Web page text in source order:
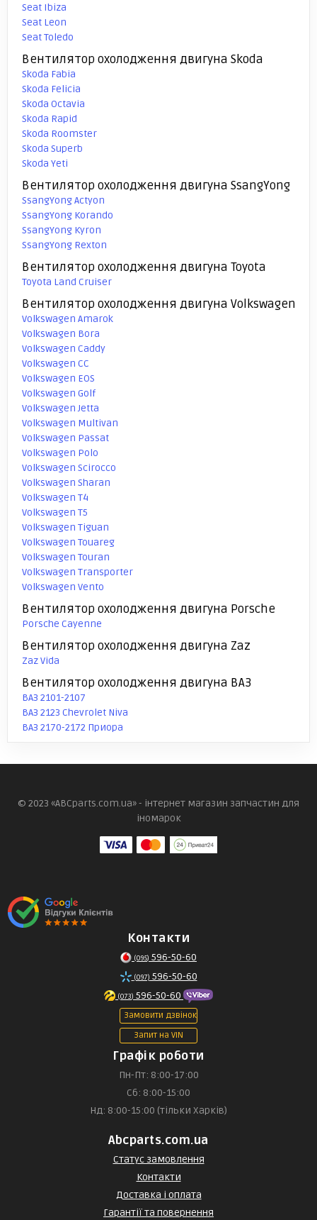
Seat Ibiza
Seat Leon
Seat Toledo
Вентилятор охолодження двигуна Skoda
Skoda Fabia
Skoda Felicia
Skoda Octavia
Skoda Rapid
Skoda Roomster
Skoda Superb
Skoda Yeti
Вентилятор охолодження двигуна SsangYong
SsangYong Actyon
SsangYong Korando
SsangYong Kyron
SsangYong Rexton
Вентилятор охолодження двигуна Toyota
Toyota Land Cruiser
Вентилятор охолодження двигуна Volkswagen
Volkswagen Amarok
Volkswagen Bora
Volkswagen Caddy
Volkswagen CC
Volkswagen EOS
Volkswagen Golf
Volkswagen Jetta
Volkswagen Multivan
Volkswagen Passat
Volkswagen Polo
Volkswagen Scirocco
Volkswagen Sharan
Volkswagen T4
Volkswagen T5
Volkswagen Tiguan
Volkswagen Touareg
Volkswagen Touran
Volkswagen Transporter
Volkswagen Vento
Вентилятор охолодження двигуна Porsche
Porsche Cayenne
Вентилятор охолодження двигуна Zaz
Zaz Vida
Вентилятор охолодження двигуна ВАЗ
ВАЗ 2101-2107
ВАЗ 2123 Chevrolet Niva
ВАЗ 2170-2172 Приора
© 2023 «ABCparts.com.ua» - інтернет магазин запчастин для
іномарок
Контакти
(095) 596-50-60
(097) 596-50-60
(073) 596-50-60
Замовити дзвінок
Запит на VIN
Графік роботи
Пн-Пт: 8:00-17:00
Сб: 8:00-15:00
Нд: 8:00-15:00 (тільки Харків)
Abcparts.com.ua
Статус замовлення
Контакти
Доставка і оплата
Гарантії та повернення